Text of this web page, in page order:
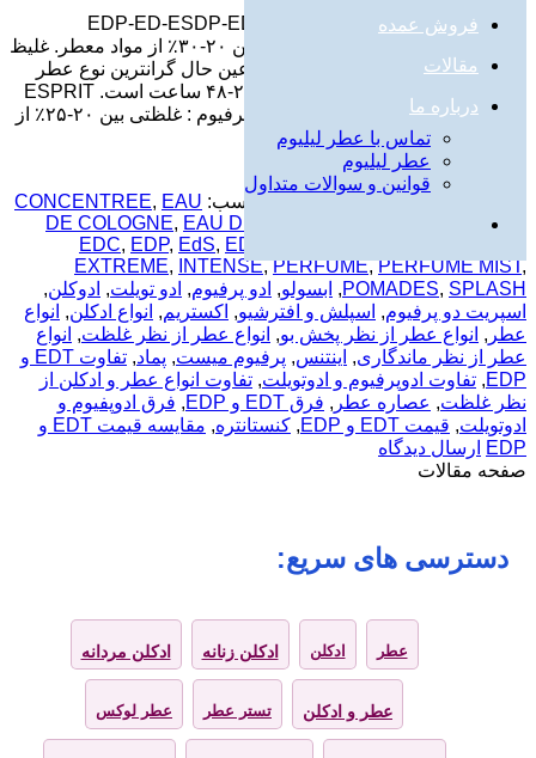
فروش عمده
مقالات
درباره ما
تماس با عطر لیلیوم
عطر لیلیوم
قوانین و سوالات متداول
انواع عطر و ادکلن از نظر غلظت-EDP-ED-ESDP-EDC
PERFUME عصاره عطر : غلظتی بین ۲۰-۳۰٪ از مواد معطر. غلیظ
ترین، خالص ترین، ماندگارترین و در عین حال گرانترین نوع عطر
است. ماندگاری این نوع معمولا بین ۲۴-۴۸ ساعت است. ESPRIT
DE PARFUM – ESdP اسپریت دو پرفیوم : غلظتی بین ۲۰-۲۵٪ از
مواد معطر. ترکیبی که […]
ارسال شده در :
عطر و ادکلن برچسب: CONCENTREE, EAU
DE COLOGNE, EAU DE PARFUM EAU DE TOILETTE
EDC, EDP, EdS, EDT
EXTREME, INTENSE,PERFUME,PERFUME MIST,
POMADES, SPLASH
, ابسولو, ادو پرفیوم, ادو تویلت, ادوکلن,
اسپریت دو پرفیوم, اسپلش و افترشیو, اکستریم, انواع ادکلن, انواع
عطر , انواع عطر از نظر پخش بو, انواع عطر از نظر غلظت, انواع
عطر از نظر ماندگاری, اینتنس, پرفیوم میست, پماد,
تفاوت EDT و
EDP
, تفاوت ادوپرفیوم و ادوتویلت, تفاوت انواع عطر و ادکلن از
نظر غلظت, عصاره عطر , فرق EDT و EDP , فرق ادوپفیوم و
ادوتویلت, قیمت EDT و EDP , کنستانتره,
مقایسه قیمت EDT و
EDP
ارسال دیدگاه
صفحه مقالات
دسترسی های سریع:
عطر ادکلن ادکلن زنانه ادکلن مردانه
عطر و ادکلن تستر عطر عطر لوکس